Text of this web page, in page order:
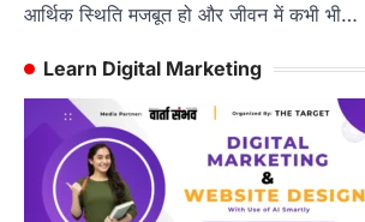
आर्थिक स्थिति मजबूत हो और जीवन में कभी भी…
Learn Digital Marketing